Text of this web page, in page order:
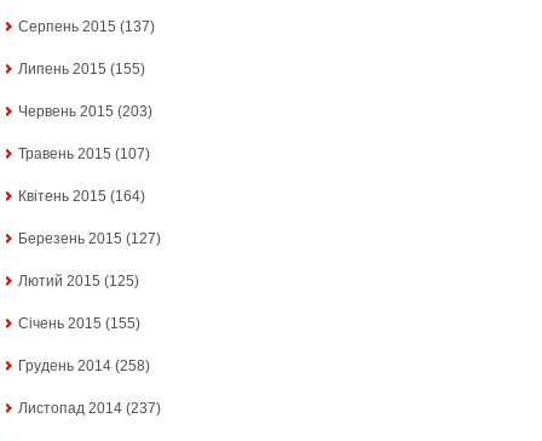
Серпень 2015 (137)
Липень 2015 (155)
Червень 2015 (203)
Травень 2015 (107)
Квітень 2015 (164)
Березень 2015 (127)
Лютий 2015 (125)
Січень 2015 (155)
Грудень 2014 (258)
Листопад 2014 (237)